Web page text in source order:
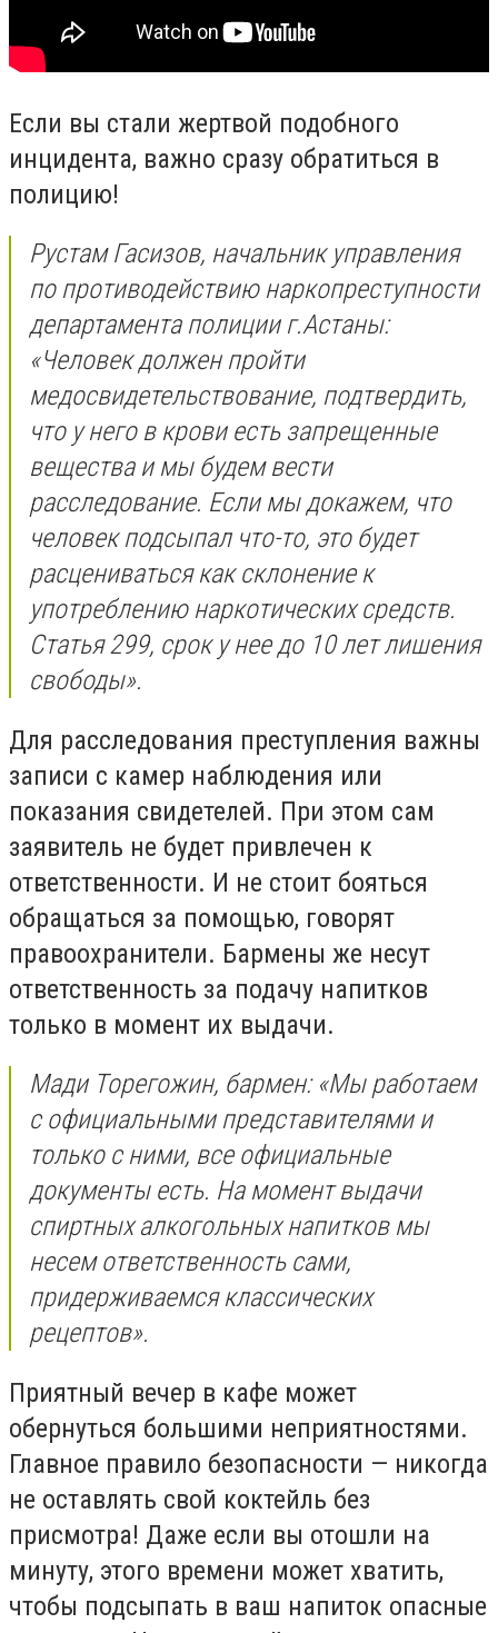
Если вы стали жертвой подобного
инцидента, важно сразу обратиться в
полицию!
Рустам Гасизов, начальник управления
по противодействию наркопреступности
департамента полиции г.Астаны:
«Человек должен пройти
медосвидетельствование, подтвердить,
что у него в крови есть запрещенные
вещества и мы будем вести
расследование. Если мы докажем, что
человек подсыпал что-то, это будет
расцениваться как склонение к
употреблению наркотических средств.
Статья 299, срок у нее до 10 лет лишения
свободы».
Для расследования преступления важны
записи с камер наблюдения или
показания свидетелей. При этом сам
заявитель не будет привлечен к
ответственности. И не стоит бояться
обращаться за помощью, говорят
правоохранители. Бармены же несут
ответственность за подачу напитков
только в момент их выдачи.
Мади Торегожин, бармен: «Мы работаем
с официальными представителями и
только с ними, все официальные
документы есть. На момент выдачи
спиртных алкогольных напитков мы
несем ответственность сами,
придерживаемся классических
рецептов».
Приятный вечер в кафе может
обернуться большими неприятностями.
Главное правило безопасности — никогда
не оставлять свой коктейль без
присмотра! Даже если вы отошли на
минуту, этого времени может хватить,
чтобы подсыпать в ваш напиток опасные